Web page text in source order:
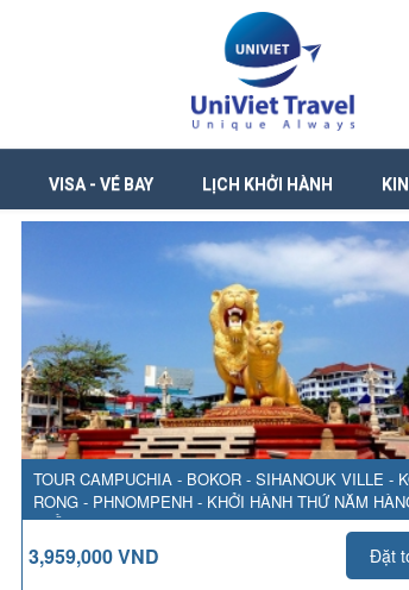
VISA - VÉ BAY LỊCH KHỞI HÀNH
TOUR CAMPUCHIA - BOKOR - SIHANOUK VILLE -
RONG - PHNOMPENH - KHỞI HÀNH THỨ NĂM
TUẦN
3,959,000 VND Đặt